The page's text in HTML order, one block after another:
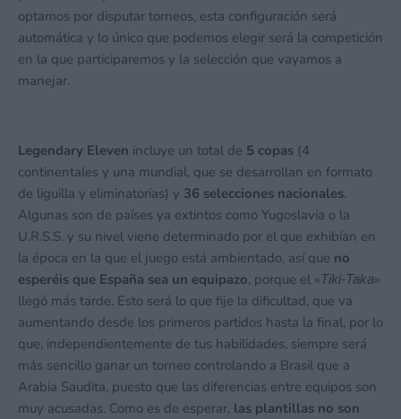
optamos por disputar torneos, esta configuración será
automática y lo único que podemos elegir será la competición
en la que participaremos y la selección que vayamos a
manejar.
Legendary Eleven incluye un total de 5 copas (4
continentales y una mundial, que se desarrollan en formato
de liguilla y eliminatorias) y 36 selecciones nacionales.
Algunas son de países ya extintos como Yugoslavia o la
U.R.S.S. y su nivel viene determinado por el que exhibían en
la época en la que el juego está ambientado, así que no
esperéis que España sea un equipazo, porque el « Tiki-Taka»
llegó más tarde. Esto será lo que fije la dificultad, que va
aumentando desde los primeros partidos hasta la final, por lo
que, independientemente de tus habilidades, siempre será
más sencillo ganar un torneo controlando a Brasil que a
Arabia Saudita, puesto que las diferencias entre equipos son
muy acusadas. Como es de esperar, las plantillas no son